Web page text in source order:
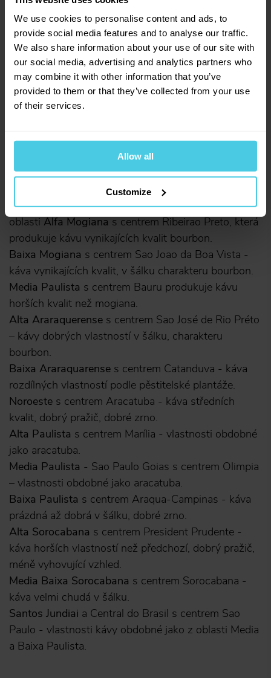
We use cookies to personalise content and ads, to
provide social media features and to analyse our traffic.
We also share information about your use of our site with
our social media, advertising and analytics partners who
may combine it with other information that you’ve
provided to them or that they’ve collected from your use
of their services.
Allow all
Customize
Mezi nejdůležitější produkční místa v Sao Paulu patří
oblastiAlfa Mogianas centrem Ribeirao Preto, která
produkuje kávu vynikajících kvalit bourbon.
Baixa Mogiana s centrem Sao Joao da Boa Vista -
káva vynikajících kvalit, v šálku charakteru bourbon.
Media Paulista s centrem Bauru produkuje kávu
horších kvalit než mogiana.
Alta Araraquerense s centrem Sao José de Rio Préto
– kávy dobrých vlastností v šálku, charakteru
bourbon.
Baixa Araraquarense s centrem Catanduva - káva
rozdílných vlastností podle pěstitelské plantáže.
Noroeste s centrem Aracatuba - káva středních
kvalit, dobrý pražič, dobré zrno.
Alta Paulista s centrem Marília - vlastnosti obdobné
jako aracatuba.
Media Paulista - Sao Paulo Goias s centrem Olimpia
– vlastnosti obdobné jako aracatuba.
Baixa Paulista s centrem Araqua-Campinas - káva
prázdná až dobrá v šálku, dobré zrno.
Alta Sorocabana s centrem President Prudente -
káva horších vlastností než předchozí, dobrý pražič,
méně vyhovující vzhled.
Media Baixa Sorocabana s centrem Sorocabana -
káva velmi chudá v šálku.
Santos Jundiai a Central do Brasil s centrem Sao
Paulo - vlastnosti kávy obdobné jako z oblasti Media
a Baixa Paulista.